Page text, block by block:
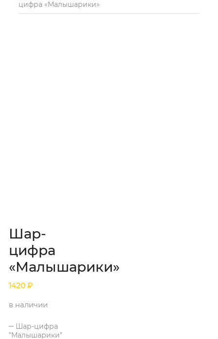
цифра «Малышарики»
Шар-
цифра
«Малышарики»
1420 ₽
в наличии
Шар-цифра
"Малышарики"